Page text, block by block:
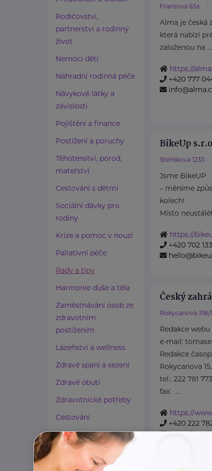
Rodičovství,
partnerství a rodinný
život
Nemoci dětí
Náhradní rodinná péče
Návykové látky a
závislosti
Pojištění a finance
Postižení a poruchy
Těhotenství, porod,
mateřství
Cestování s dětmi
Sociální dávky pro
rodiny
Krize a pomoc v nouzi
Paliativní péče
Rady a tipy
Harmonie duše a těla
Zaměstnávání osob ze
zdravotním
postižením
Lázeňství a wellness
Zdravé spaní a sezení
Zdravé obutí
Zdravotnické potřeby
Cestování
Propojování generací
Franzova 63a
Alma je česká
která nabízí
založenou na ...
https://
+420 777
BikeUp
Stehlíkova 1233
Jsme BikeUP
– měníme
kolech!
Místo
https://
+420 702
Český
Rokycanova 318/
Redakce
e-mail:
Redakce
Rokycanova
tel.: 222 781 773
fax: ...
https://
+420 222